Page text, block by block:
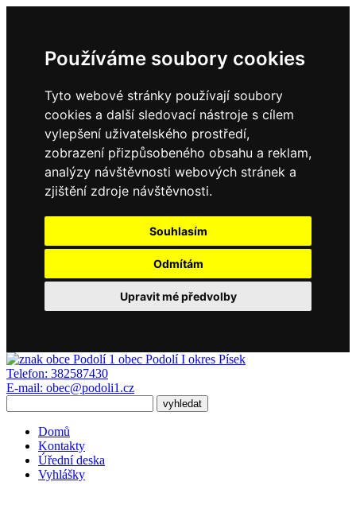
Používáme soubory cookies
Tyto webové stránky používají soubory
cookies a další sledovací nástroje s cílem
vylepšení uživatelského prostředí,
zobrazení přizpůsobeného obsahu a reklam,
analýzy návštěvnosti webových stránek a
zjištění zdroje návštěvnosti.
Souhlasím
Odmítám
Upravit mé předvolby
obec Podolí I okres Písek
Telefon: 382587430
E-mail: obec@podoli1.cz
Domů
Kontakty
Úřední deska
Vyhlášky